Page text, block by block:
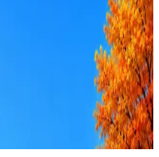
позиции, вилка, каналы
из 600+ источников
писем